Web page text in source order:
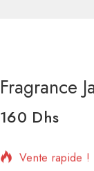
Fragrance
160 Dhs
10 produits
Vente rapide !